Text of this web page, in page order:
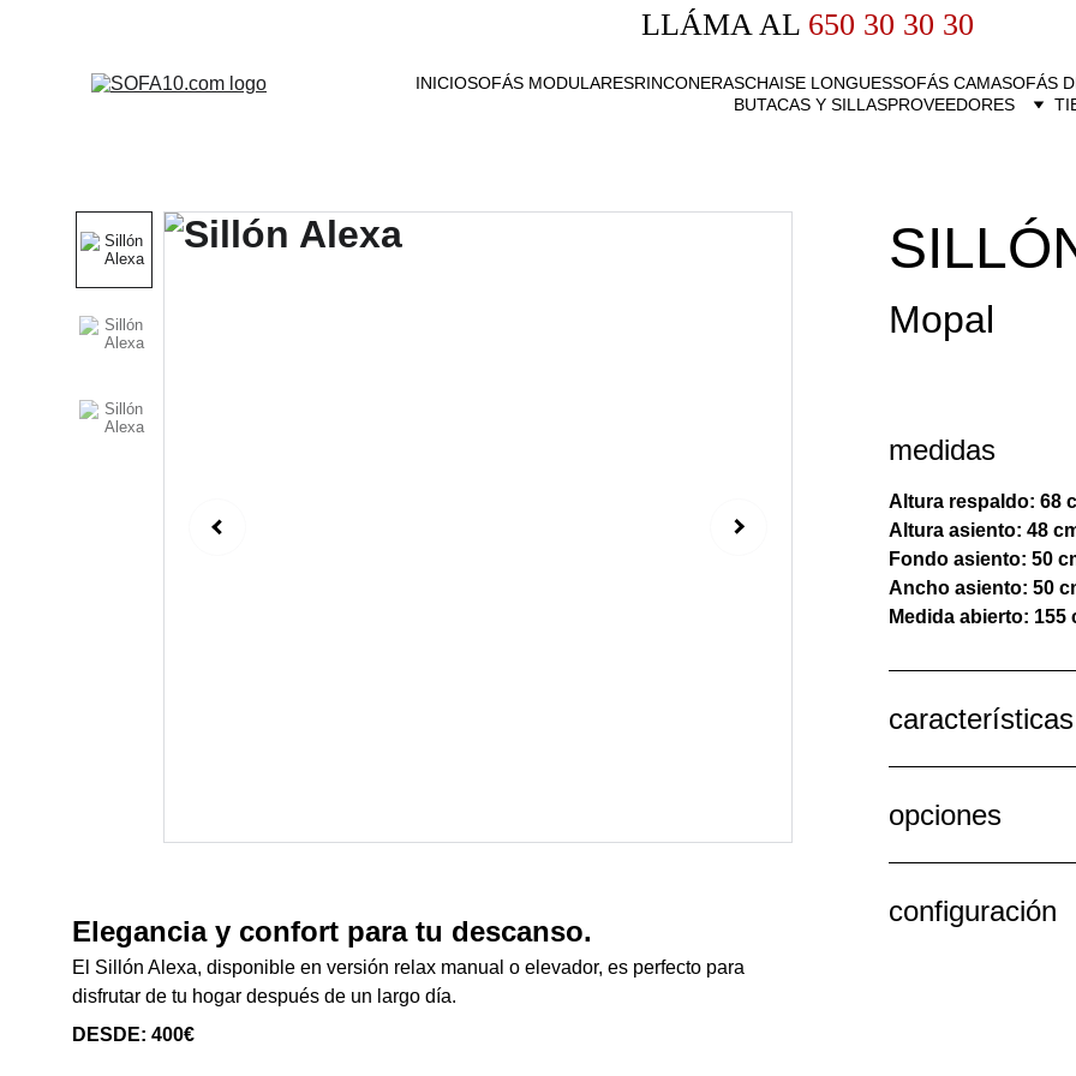
LLÁMA AL 650 30 30 30
INICIOSOFÁS MODULARESRINCONERASCHAISE LONGUESSOFÁS CAMASOFÁS
BUTACAS Y SILLASPROVEEDORES
Elegancia y confort para tu descanso.
El Sillón Alexa, disponible en versión relax manual o elevador, es perfecto para
disfrutar de tu hogar después de un largo día.
DESDE: 400€
Mopal
medidas
Altura respaldo: 68
Altura asiento: 48
Fondo asiento: 50
Ancho asiento: 50
Medida abierto: 155
características
opciones
configuración